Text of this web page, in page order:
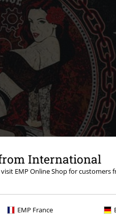
International
EMP Online Shop for customers
EMP France